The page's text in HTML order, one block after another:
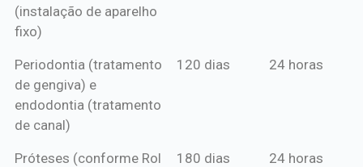
(instalação de aparelho
fixo)
Periodontia (tratamento
de gengiva) e
endodontia (tratamento
de canal)
120 dias 24 horas
Próteses (conforme Rol
180 dias 24 horas